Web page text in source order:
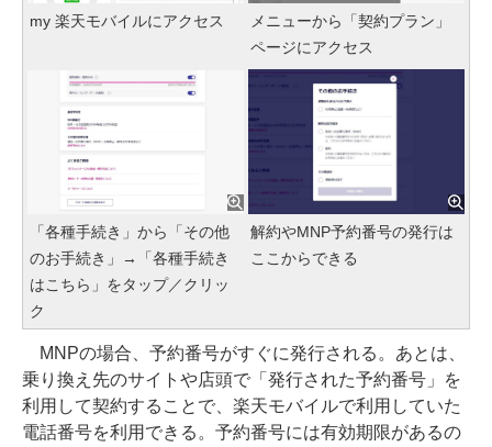
my 楽天モバイルにアクセス
メニューから「契約プラン」
ページにアクセス
「各種手続き」から「その他
のお手続き」→「各種手続き
はこちら」をタップ／クリッ
ク
解約やMNP予約番号の発行は
ここからできる
MNPの場合、予約番号がすぐに発行される。あとは、
乗り換え先のサイトや店頭で「発行された予約番号」を
利用して契約することで、楽天モバイルで利用していた
電話番号を利用できる。予約番号には有効期限があるの